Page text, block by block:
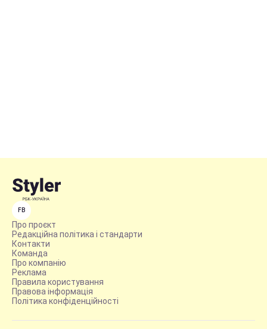
FB
Про проєкт
Редакційна політика і стандарти
Контакти
Команда
Про компанію
Реклама
Правила користування
Правова інформація
Політика конфіденційності